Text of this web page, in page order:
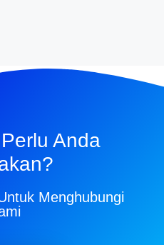
Anda
Menghubungi